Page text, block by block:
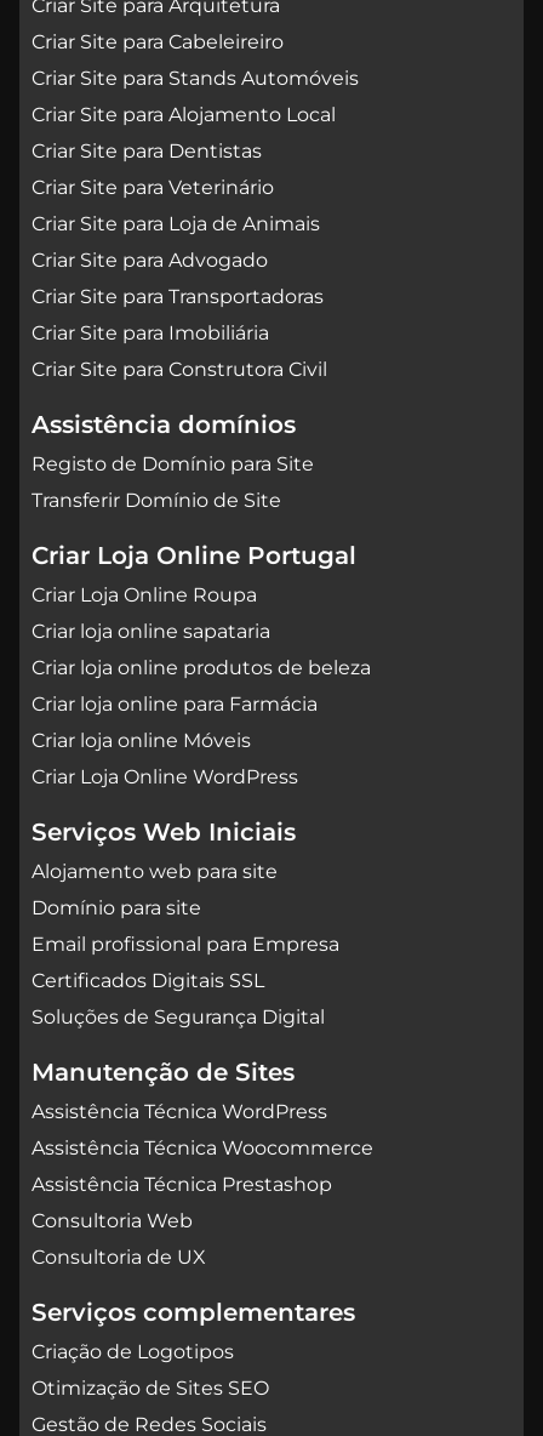
Criar Site para Arquitetura
Criar Site para Cabeleireiro
Criar Site para Stands Automóveis
Criar Site para Alojamento Local
Criar Site para Dentistas
Criar Site para Veterinário
Criar Site para Loja de Animais
Criar Site para Advogado
Criar Site para Transportadoras
Criar Site para Imobiliária
Criar Site para Construtora Civil
Assistência domínios
Registo de Domínio para Site
Transferir Domínio de Site
Criar Loja Online Portugal
Criar Loja Online Roupa
Criar loja online sapataria
Criar loja online produtos de beleza
Criar loja online para Farmácia
Criar loja online Móveis
Criar Loja Online WordPress
Serviços Web Iniciais
Alojamento web para site
Domínio para site
Email profissional para Empresa
Certificados Digitais SSL
Soluções de Segurança Digital
Manutenção de Sites
Assistência Técnica WordPress
Assistência Técnica Woocommerce
Assistência Técnica Prestashop
Consultoria Web
Consultoria de UX
Serviços complementares
Criação de Logotipos
Otimização de Sites SEO
Gestão de Redes Sociais